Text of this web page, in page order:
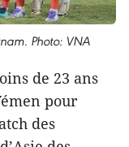
Photo: VNA
de 23 ans
pour
des